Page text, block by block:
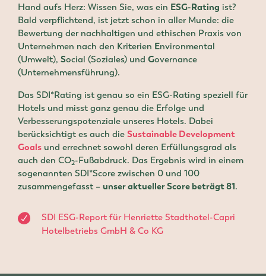
Hand aufs Herz: Wissen Sie, was ein ESG-Rating ist?
Bald verpflichtend, ist jetzt schon in aller Munde: die
Bewertung der nachhaltigen und ethischen Praxis von
Unternehmen nach den Kriterien Environmental
(Umwelt), Social (Soziales) und Governance
(Unternehmensführung).
Das SDI*Rating ist genau so ein ESG-Rating speziell für
Hotels und misst ganz genau die Erfolge und
Verbesserungspotenziale unseres Hotels. Dabei
berücksichtigt es auch die Sustainable Development
Goals und errechnet sowohl deren Erfüllungsgrad als
auch den CO2-Fußabdruck. Das Ergebnis wird in einem
sogenannten SDI*Score zwischen 0 und 100
zusammengefasst – unser aktueller Score beträgt 81.
SDI ESG-Report für Henriette Stadthotel-Capri
Hotelbetriebs GmbH & Co KG